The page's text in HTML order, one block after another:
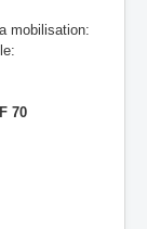
mobilisation:
70